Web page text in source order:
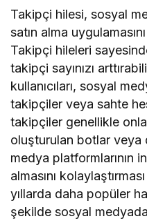
Takipçi hilesi, sosyal
satın alma
Takipçi hileleri
takipçi sayınızı
kullanıcıları, sosyal
takipçiler veya sahte
takipçiler genellikle
oluşturulan botlar veya
medya platformlarının
almasını
yıllarda daha popüler
şekilde sosyal medyada